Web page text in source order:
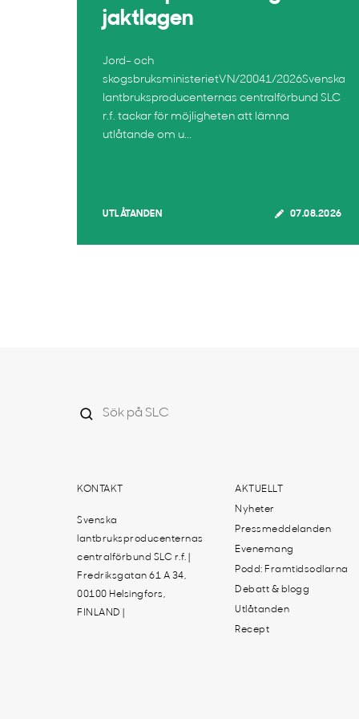
jaktlagen
Jord- och
skogsbruksministerietVN/20041/2026Svenska
lantbruksproducenternas centralförbund SLC
r.f. tackar för möjligheten att lämna
utlåtande om u...
UTLÅTANDEN 07.08.2026
KONTAKT
Svenska
lantbruksproducenternas
centralförbund SLC r.f. |
Fredriksgatan 61 A 34,
00100 Helsingfors,
FINLAND |
AKTUELLT
Nyheter
Pressmeddelanden
Evenemang
Podd: Framtidsodlarna
Debatt & blogg
Utlåtanden
Recept